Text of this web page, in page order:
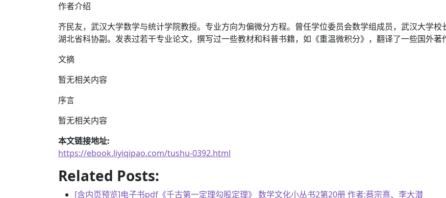
作者介绍
齐民友，武汉大学数学与统计学院教授。专业方向为偏微分方程。曾任学位委员会数学组成员，武汉大学校
湖北省科协副。发表过若干专业论文，撰写过一些教材和科普书籍，如《重温微积分》，翻译了一些国外著
文摘
暂无相关内容
序言
暂无相关内容
本文链接地址:
https://ebook.liyiqipao.com/tushu-0392.html
Related Posts:
[含内页预览]电子书pdf《千古第一定理勾股定理》 数学文化小丛书2第20册 作者:蔡宗熹、李大潜